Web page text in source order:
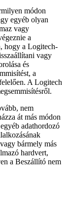
módon
egyéb olyan
vagy
a
hogy a Logitech-
vagy
és
a
A Logitech
nem
át más módon
adathordozó
bármely más
hardvert,
a Beszállító nem